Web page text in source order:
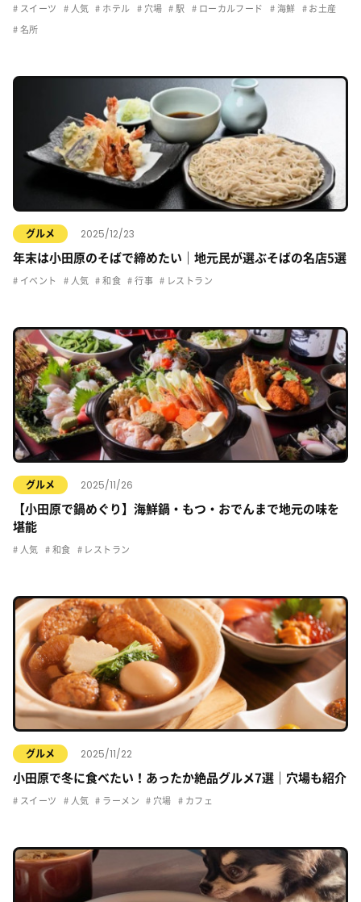
スイーツ 人気 ホテル 穴場 駅 ローカルフード 海鮮 お土産
名所
グルメ 2025/12/23
年末は小田原のそばで締めたい｜地元民が選ぶそばの名店5選
イベント 人気 和食 行事 レストラン
グルメ 2025/11/26
【小田原で鍋めぐり】海鮮鍋・もつ・おでんまで地元の味を
堪能
人気 和食 レストラン
グルメ 2025/11/22
小田原で冬に食べたい！あったか絶品グルメ7選｜穴場も紹介
スイーツ 人気 ラーメン 穴場 カフェ